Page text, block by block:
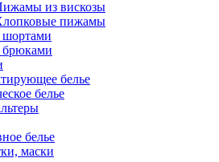
из вискозы
пижамы
шортами
брюками
белье
белье
белье
маски